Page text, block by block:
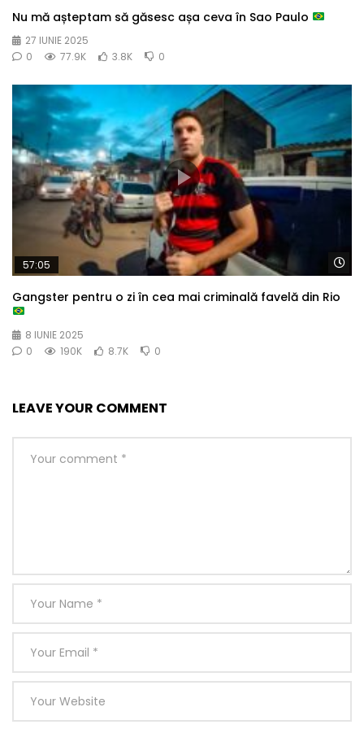
Nu mă așteptam să găsesc așa ceva în Sao Paulo
27 IUNIE 2025
0
77.9K 3.8K 0
57:05
Gangster pentru o zi în cea mai criminală favelă din Rio
8 IUNIE 2025
0
190K 8.7K 0
LEAVE YOUR COMMENT